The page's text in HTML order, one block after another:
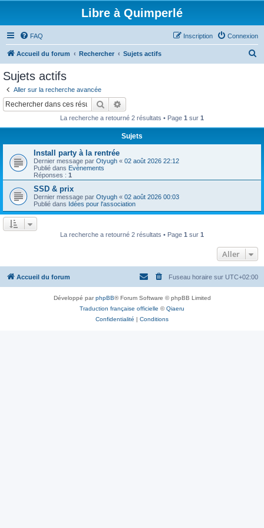
Libre à Quimperlé
FAQ Connexion
Inscription
Accueil du forum Rechercher Sujets actifs
r
Sujets actifs
Aller sur la recherche avancée
Rechercher
La recherche a retourné 2 résultats • Page 1 sur 1
Sujets
Install party à la rentrée
Dernier message par Otyugh « 02 août 2026 22:12
Publié dans Evènements
Réponses : 1
SSD & prix
Dernier message par Otyugh « 02 août 2026 00:03
Publié dans Idées pour l'association
La recherche a retourné 2 résultats • Page 1 sur 1
Aller
Accueil du forum Fuseau horaire sur UTC+02:00
Développé parphpBB® Forum Software © phpBB Limited
Traduction française officielle ©Qiaeru
Confidentialité | Conditions